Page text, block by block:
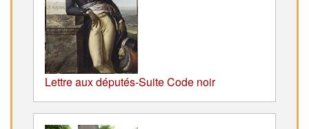
Lettre aux députés-Suite Code noir